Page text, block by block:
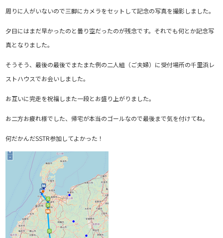
周りに人がいないので三脚にカメラをセットして記念の写真を撮影しました。
夕日にはまだ早かったのと曇り空だったのが残念です。それでも何とか記念写
真となりました。
そうそう、最後の最後でまたまた例の二人組（ご夫婦）に受付場所の千里浜レ
ストハウスでお会いしました。
お互いに完走を祝福しまた一段とお盛り上がりました。
お二方お疲れ様でした、帰宅が本当のゴールなので最後まで気を付けてね。
何だかんだSSTR参加してよかった！